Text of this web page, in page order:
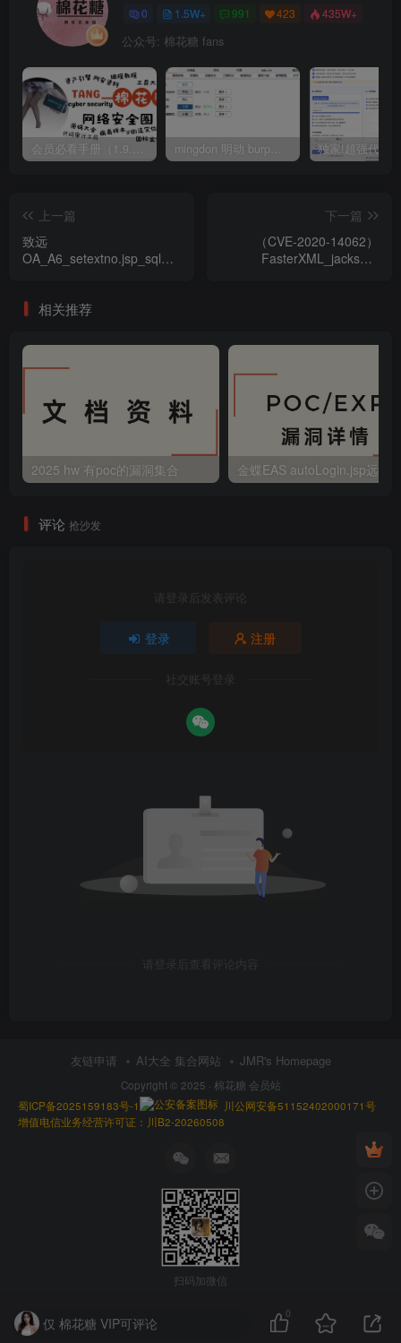
0 1.5W+ 991 423 435W+
公众号: 棉花糖 fans
会员必看手册（1.9.0版本 26.4.5更新） mingdon 明动 burp插件0.2.6版本 本地时间校验去除版
上一篇
致远
OA_A6_setextno.jsp_sql注
下一篇
（CVE-2020-14062）
FasterXML_jackson-
相关推荐
2025 hw 有poc的漏洞集合
评论 抢沙发
请登录后发表评论
登录 注册
社交账号登录
请登录后查看评论内容
友链申请 AI大全 集合网站 JMR's Homepage
Copyright © 2025 · 棉花糖 会员站
蜀ICP备2025159183号-1
川公网安备51152402000171号
增值电信业务经营许可证：川B2-20260508
扫码加微信
仅 棉花糖 VIP可评论
0